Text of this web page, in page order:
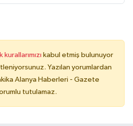
kabul etmiş bulunuyor
Yazılan yorumlardan
Alanya Haberleri - Gazete
tutulamaz.